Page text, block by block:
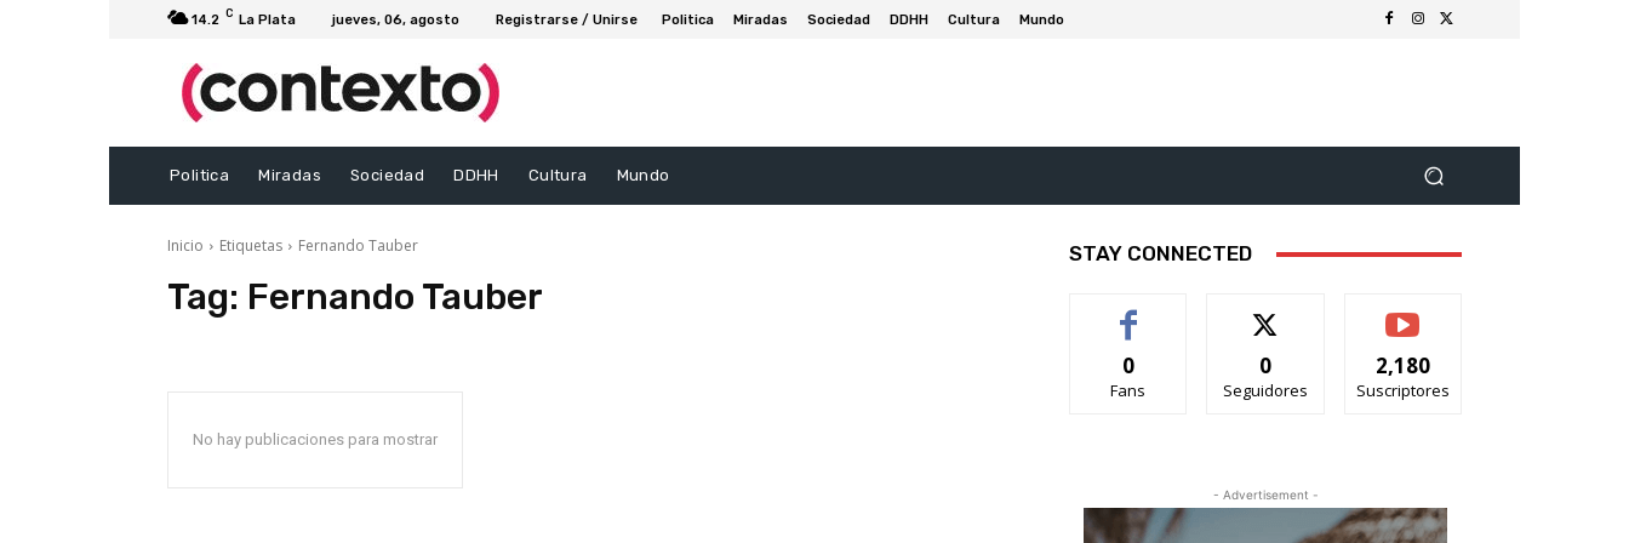
14.2 C La Plata jueves, 06, agosto Registrarse / Unirse Politica Miradas Sociedad DDHH Cultura Mundo
Politica Miradas Sociedad DDHH Cultura Mundo
Inicio Etiquetas Fernando Tauber
Tag: Fernando Tauber
No hay publicaciones para mostrar
STAY CONNECTED
0
Fans
0
Seguidores
2,180
Suscriptores
- Advertisement -